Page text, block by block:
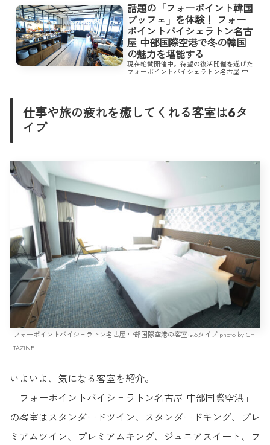
話題の「フォーポイント韓国
ブッフェ」を体験！ フォー
ポイントバイシェラトン名古
屋 中部国際空港で冬の韓国
の魅力を堪能する
現在絶賛開催中。待望の復活開催を遂げた
フォーポイントバイシェラトン名古屋 中
仕事や旅の疲れを癒してくれる客室は6タ
イプ
フォーポイントバイシェラトン名古屋 中部国際空港の客室は6タイプ photo by CHI
TAZINE
いよいよ、気になる客室を紹介。
「フォーポイントバイシェラトン名古屋 中部国際空港」
の客室はスタンダードツイン、スタンダードキング、プレ
ミアムツイン、プレミアムキング、ジュニアスイート、フ